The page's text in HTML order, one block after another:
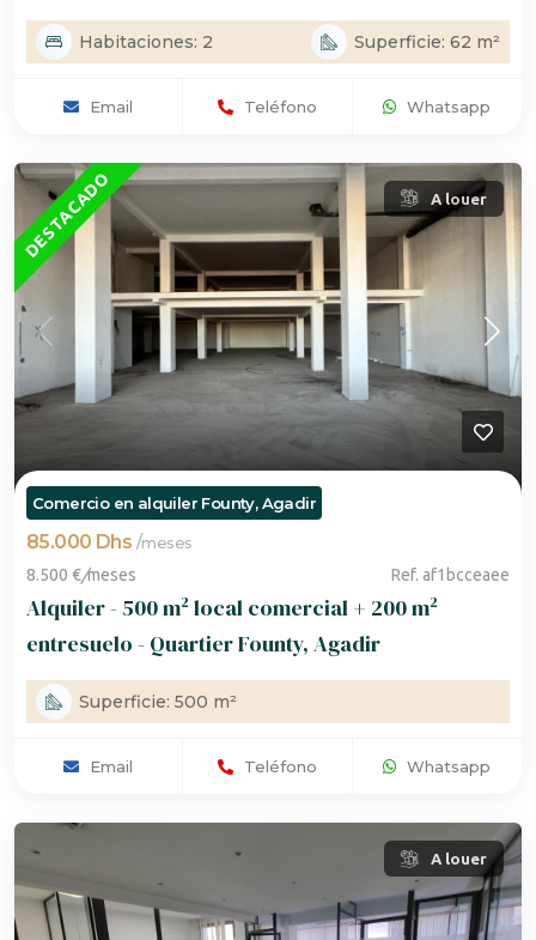
Habitaciones: 2 Superficie: 62 m²
Email Teléfono Whatsapp
DESTACADO A louer
Comercio en alquiler Founty, Agadir
85.000 Dhs /meses
8.500 €/meses Ref. af1bcceaee
Alquiler - 500 m² local comercial + 200 m²
entresuelo - Quartier Founty, Agadir
Superficie: 500 m²
Email Teléfono Whatsapp
A louer